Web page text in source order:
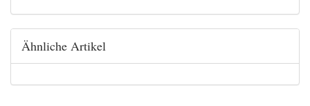
Ähnliche Artikel